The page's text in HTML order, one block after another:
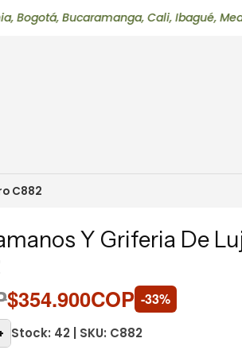
Bogotá, Bucaramanga, Cali, Ibagué,
C882
Y Griferia De
$354.900COP -33%
Stock: 42 | SKU: C882